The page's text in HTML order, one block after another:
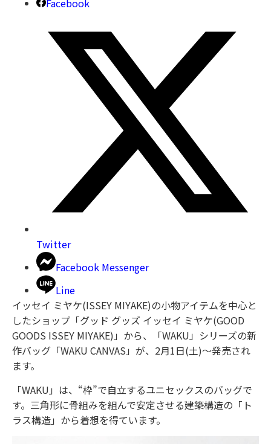
Facebook
Twitter
Facebook Messenger
Line
イッセイ ミヤケ(ISSEY MIYAKE)の小物アイテムを中心と
したショップ「グッド グッズ イッセイ ミヤケ(GOOD
GOODS ISSEY MIYAKE)」から、「WAKU」シリーズの新
作バッグ「WAKU CANVAS」が、2月1日(土)～発売され
ます。
「WAKU」は、“枠”で自立するユニセックスのバッグで
す。三角形に骨組みを組んで安定させる建築構造の「ト
ラス構造」から着想を得ています。